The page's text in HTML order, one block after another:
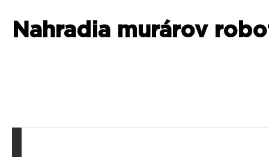
Nahradia murárov